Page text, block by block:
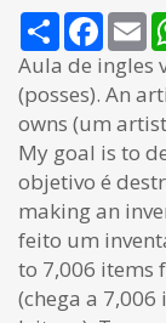
Share
Aula de ingles
(posses). An
owns (um
My goal is to
objetivo é
making an
feito um
to 7,006 items
(chega a